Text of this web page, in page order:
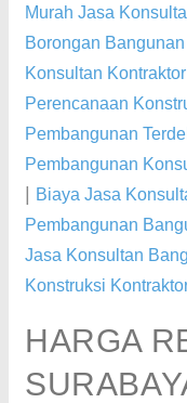
Murah Jasa
Borongan
Konsultan
Perencanaan
Pembangunan
Pembangunan
Biaya Jasa
Pembangunan
Jasa Konsultan
Konstruksi
HARGA